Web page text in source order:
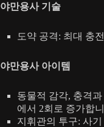
야만용사 기술
도약 공격: 최대 충
야만용사 아이템
동물적 감각, 충격
에서 2회로 증가합
지휘관의 투구: 사